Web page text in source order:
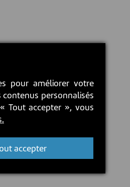
pour améliorer votre
personnalisés
Tout accepter », vous
accepter